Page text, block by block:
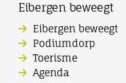
Eibergen beweegt
Eibergen beweegt
Podiumdorp
Toerisme
Agenda